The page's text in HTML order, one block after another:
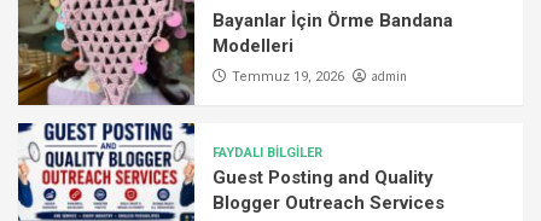
Bayanlar İçin Örme Bandana
Modelleri
Temmuz 19, 2026 admin
FAYDALI BİLGİLER
Guest Posting and Quality
Blogger Outreach Services